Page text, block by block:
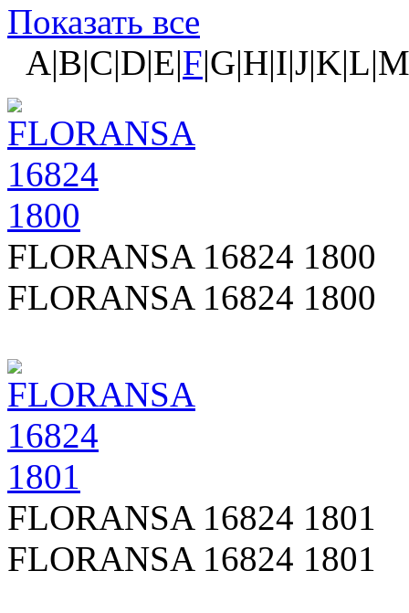
Показать все
A|B|C|D|E|F
FLORANSA 16824 1800
FLORANSA 16824 1800
FLORANSA 16824 1801
FLORANSA 16824 1801